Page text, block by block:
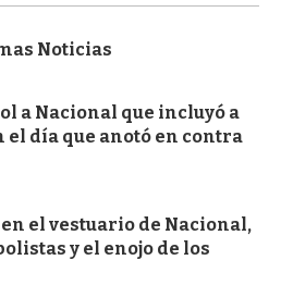
Noticias
a Nacional que incluyó a
el día que anotó en contra
el vestuario de Nacional,
y el enojo de los